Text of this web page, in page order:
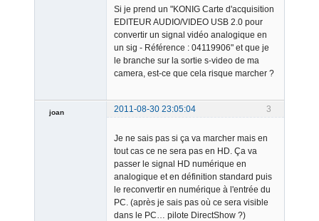
Si je prend un "KONIG Carte d'acquisition
EDITEUR AUDIO/VIDEO USB 2.0 pour
convertir un signal vidéo analogique en
un sig - Référence : 04119906" et que je
le branche sur la sortie s-video de ma
camera, est-ce que cela risque marcher ?
3
joan 2011-08-30 23:05:04
Je ne sais pas si ça va marcher mais en
tout cas ce ne sera pas en HD. Ça va
passer le signal HD numérique en
analogique et en définition standard puis
le reconvertir en numérique à l'entrée du
PC. (après je sais pas où ce sera visible
dans le PC… pilote DirectShow ?)